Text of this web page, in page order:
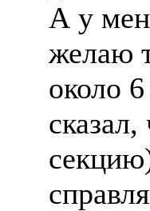
А у
желаю
около